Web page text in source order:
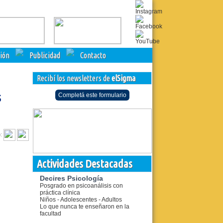
Publicidad Contacto
Recibí los newsletters deelSigma
Completá este formulario
Actividades Destacadas
Decires Psicología
Posgrado en psicoanálisis con
práctica clínica
Niños - Adolescentes - Adultos
Lo que nunca te enseñaron en la
facultad